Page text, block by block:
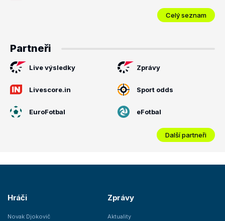
Celý seznam
Partneři
Live výsledky Zprávy
Livescore.in Sport odds
EuroFotbal eFotbal
Další partneři
Hráči
Novak Djokovič
Zprávy
Aktuality